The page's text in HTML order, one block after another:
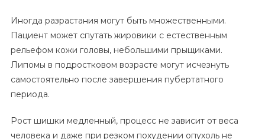
Иногда разрастания могут быть множественными.
Пациент может спутать жировики с естественным
рельефом кожи головы, небольшими прыщиками.
Липомы в подростковом возрасте могут исчезнуть
самостоятельно после завершения пубертатного
периода.
Рост шишки медленный, процесс не зависит от веса
человека и даже при резком похудении опухоль не